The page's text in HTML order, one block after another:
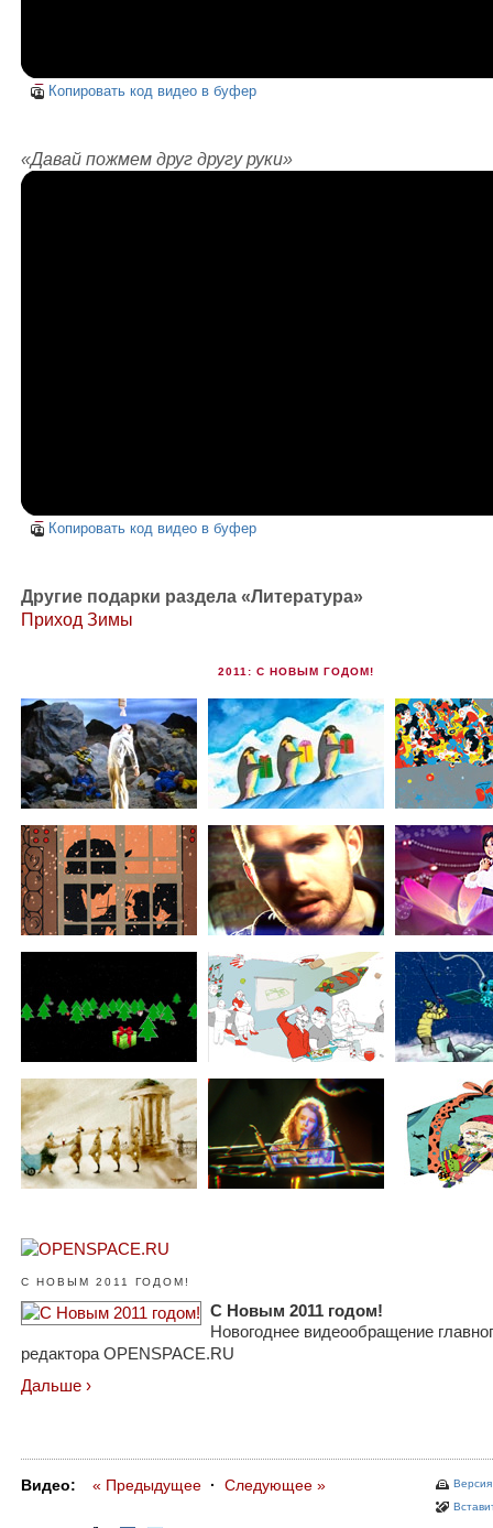
Копировать код видео в буфер
«Давай пожмем друг другу руки»
Копировать код видео в буфер
Другие подарки раздела «Литература»
Приход Зимы
2011: С НОВЫМ ГОДОМ!
С НОВЫМ 2011 ГОДОМ!
С Новым 2011 годом!
Новогоднее видеообращение
редактора OPENSPACE.RU
Дальше ›
Видео: « Предыдущее · Следующее »